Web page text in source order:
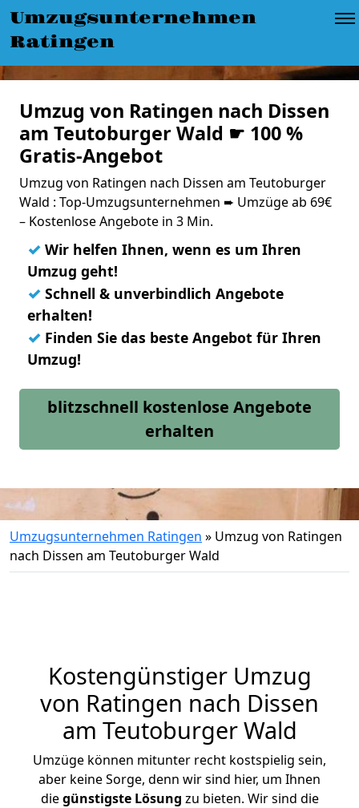
Umzugsunternehmen
Ratingen
Umzug von Ratingen nach Dissen
am Teutoburger Wald ☛ 100 %
Gratis-Angebot
Umzug von Ratingen nach Dissen am Teutoburger
Wald : Top-Umzugsunternehmen ➨ Umzüge ab 69€
– Kostenlose Angebote in 3 Min.
✓ Wir helfen Ihnen, wenn es um Ihren
Umzug geht!
✓ Schnell & unverbindlich Angebote
erhalten!
✓ Finden Sie das beste Angebot für Ihren
Umzug!
blitzschnell kostenlose Angebote
erhalten
Umzugsunternehmen Ratingen » Umzug von Ratingen
nach Dissen am Teutoburger Wald
Kostengünstiger Umzug
von Ratingen nach Dissen
am Teutoburger Wald
Umzüge können mitunter recht kostspielig sein,
aber keine Sorge, denn wir sind hier, um Ihnen
diegünstigste Lösung zu bieten. Wir sind die